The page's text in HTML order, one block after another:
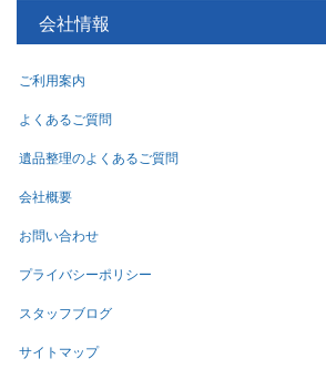
会社情報
ご利用案内
よくあるご質問
遺品整理のよくあるご質問
会社概要
お問い合わせ
プライバシーポリシー
スタッフブログ
サイトマップ